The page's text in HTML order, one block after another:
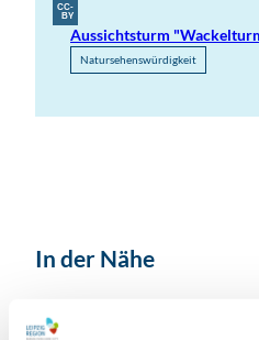
CC-
BY
Aussichtsturm
Natursehenswürdigkeit
In der Nähe